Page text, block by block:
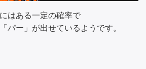
はある一定の確率で
パー」が出せているようです。